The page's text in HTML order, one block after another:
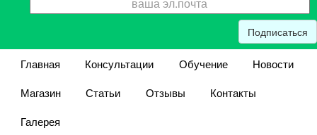
Подписаться
Главная Консультации Обучение
Новости
Магазин
Статьи Отзывы
Контакты
Галерея